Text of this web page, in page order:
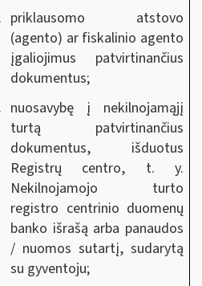
priklausomo atstovo
(agento) ar fiskalinio agento
įgaliojimus patvirtinančius
dokumentus;
nuosavybę į nekilnojamąjį
turtą patvirtinančius
dokumentus, išduotus
Registrų centro, t. y.
Nekilnojamojo turto
registro centrinio duomenų
banko išrašą arba panaudos
/ nuomos sutartį, sudarytą
su gyventoju;